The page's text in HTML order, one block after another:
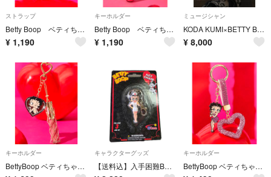
ストラップ
Betty Boop ベティちゃん ストラップ ピンク さくらんぼ チェリー
¥ 1,190
キーホルダー
Betty Boop ベティちゃん アトマイザー 香水詰め替えボトル
¥ 1,190
ミュージシャン
KODA KUMI×BETTY BOOP コラボTシャツ XLサイズ
¥ 8,000
キーホルダー
BettyBoop ベティちゃん リップケース キーホルダー型 バッグチャーム 収納ケース
キャラクターグッズ
【送料込】入手困難BETTY BOOPアメリカ村未開封 未使用NJCroceキーチェーン ベティーブープ ナース
キーホルダー
BettyBoop ベティちゃん キーホルダー キラキラ ピンク バッグチャーム